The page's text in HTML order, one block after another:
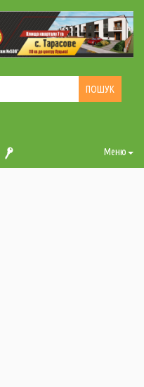
Меню